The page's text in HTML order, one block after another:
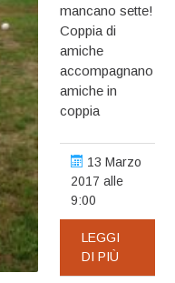
mancano sette!
Coppia di
amiche
accompagnano
amiche in
coppia
13 Marzo
2017 alle
9:00
LEGGI
DI PIÙ